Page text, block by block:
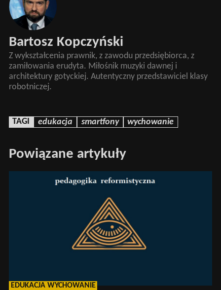
Bartosz Kopczyński
Z wykształcenia prawnik, z zawodu przedsiębiorca, z
zamiłowania erudyta. Miłośnik muzyki dawnej i
architektury gotyckiej. Autentyczny przedstawiciel klasy
robotniczej.
TAGI edukacja smartfony wychowanie
Powiązane artykuły
EDUKACJA WYCHOWANIE